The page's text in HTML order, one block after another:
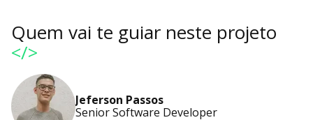
Quem vai te guiar neste projeto
</>
Jeferson Passos
Senior Software Developer